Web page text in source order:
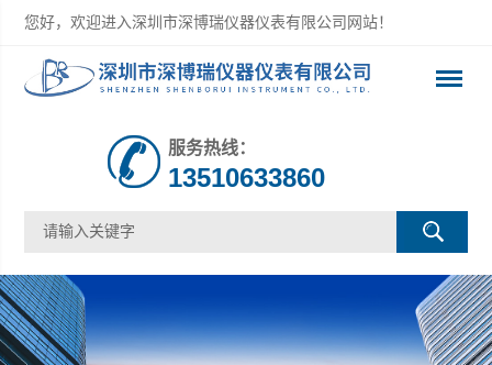
您好，欢迎进入深圳市深博瑞仪器仪表有限公司网站！
服务热线：
13510633860